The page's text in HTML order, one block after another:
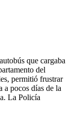
que cargaba
del
permitió frustrar
a pocos días de la
La Policía